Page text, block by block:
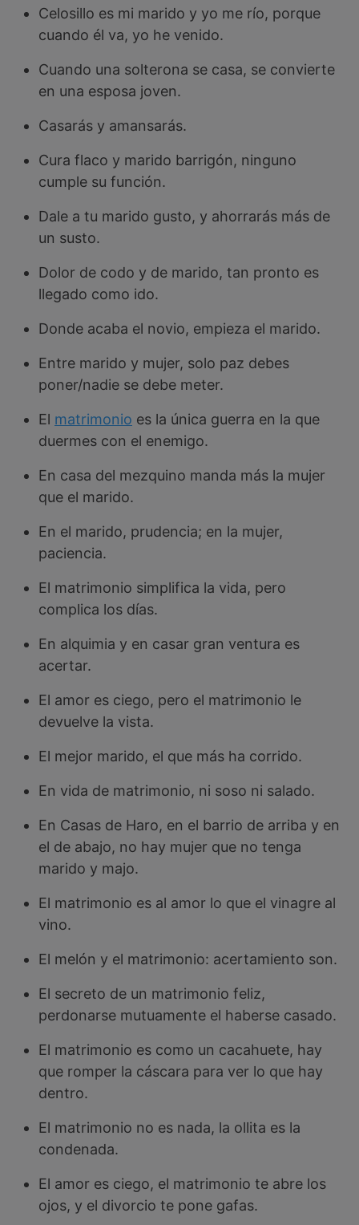
Celosillo es mi marido y yo me río, porque
cuando él va, yo he venido.
Cuando una solterona se casa, se convierte
en una esposa joven.
Casarás y amansarás.
Cura flaco y marido barrigón, ninguno
cumple su función.
Dale a tu marido gusto, y ahorrarás más de
un susto.
Dolor de codo y de marido, tan pronto es
llegado como ido.
Donde acaba el novio, empieza el marido.
Entre marido y mujer, solo paz debes
poner/nadie se debe meter.
El matrimonio es la única guerra en la que
duermes con el enemigo.
En casa del mezquino manda más la mujer
que el marido.
En el marido, prudencia; en la mujer,
paciencia.
El matrimonio simplifica la vida, pero
complica los días.
En alquimia y en casar gran ventura es
acertar.
El amor es ciego, pero el matrimonio le
devuelve la vista.
El mejor marido, el que más ha corrido.
En vida de matrimonio, ni soso ni salado.
En Casas de Haro, en el barrio de arriba y en
el de abajo, no hay mujer que no tenga
marido y majo.
El matrimonio es al amor lo que el vinagre al
vino.
El melón y el matrimonio: acertamiento son.
El secreto de un matrimonio feliz,
perdonarse mutuamente el haberse casado.
El matrimonio es como un cacahuete, hay
que romper la cáscara para ver lo que hay
dentro.
El matrimonio no es nada, la ollita es la
condenada.
El amor es ciego, el matrimonio te abre los
ojos, y el divorcio te pone gafas.